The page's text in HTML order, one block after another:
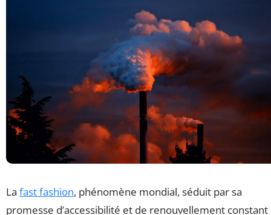
La fast fashion, phénomène mondial, séduit par sa
promesse d’accessibilité et de renouvellement constant